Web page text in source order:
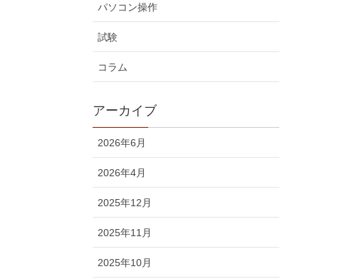
パソコン操作
試験
コラム
アーカイブ
2026年6月
2026年4月
2025年12月
2025年11月
2025年10月